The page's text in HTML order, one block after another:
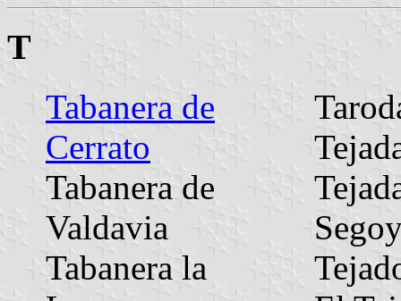
T
Tabanera de
Cerrato
Tabanera de
Valdavia
Tabanera la